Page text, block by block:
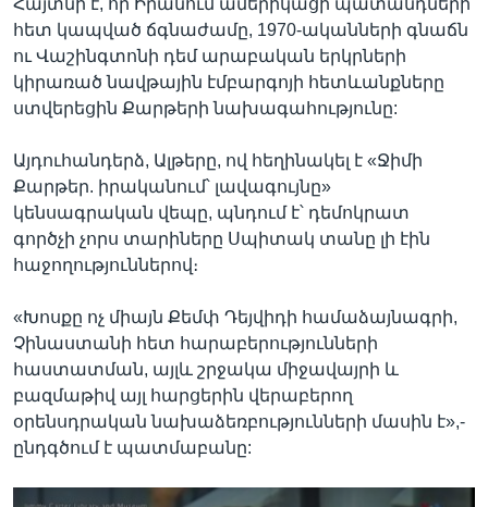
հետ կապված ճգնաժամը, 1970-ականների գնաճն
ու Վաշինգտոնի դեմ արաբական երկրների
կիրառած նավթային էմբարգոյի հետևանքները
ստվերեցին Քարթերի նախագահությունը:
Այդուհանդերձ, Ալթերը, ով հեղինակել է «Ջիմի
Քարթեր. իրականում՝ լավագույնը»
կենսագրական վեպը, պնդում է՝ դեմոկրատ
գործչի չորս տարիները Սպիտակ տանը լի էին
հաջողություններով։
«Խոսքը ոչ միայն Քեմփ Դեյվիդի համաձայնագրի,
Չինաստանի հետ հարաբերությունների
հաստատման, այլև շրջակա միջավայրի և
բազմաթիվ այլ հարցերին վերաբերող
օրենսդրական նախաձեռբությունների մասին է»,-
ընդգծում է պատմաբանը: